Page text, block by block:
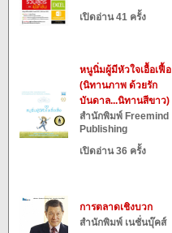
เปิดอ่าน 41 ครั้ง
หนูนิ่มผู้มีหัวใจเอื้อเฟื้อ
(นิทานภาพ ด้วยรัก
บันดาล...นิทานสีขาว)
สำนักพิมพ์ Freemind
Publishing
เปิดอ่าน 36 ครั้ง
การตลาดเชิงบวก
สำนักพิมพ์ เนชั่นบุ๊คส์